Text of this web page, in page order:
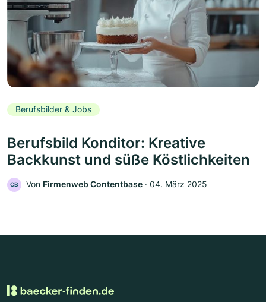
Berufsbilder & Jobs
Berufsbild Konditor: Kreative
Backkunst und süße Köstlichkeiten
CB Von Firmenweb Contentbase ‧ 04. März 2025